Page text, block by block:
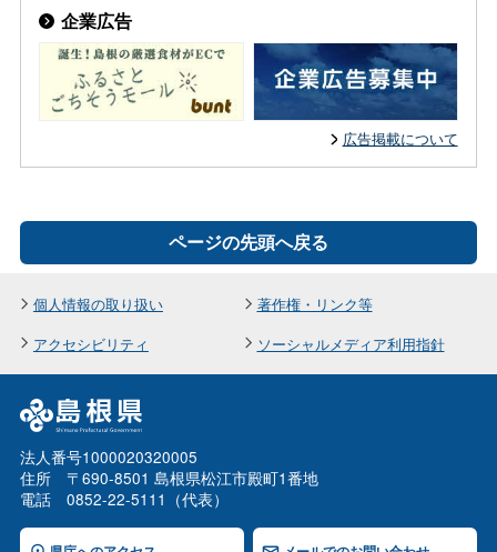
企業広告
広告掲載について
ページの先頭へ戻る
個人情報の取り扱い
著作権・リンク等
アクセシビリティ
ソーシャルメディア利用指針
法人番号1000020320005
住所 〒690-8501 島根県松江市殿町1番地
電話 0852-22-5111（代表）